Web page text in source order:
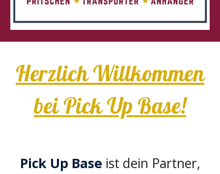
Herzlich Willkommen
bei Pick Up Base!
Pick Up Base ist dein Partner,